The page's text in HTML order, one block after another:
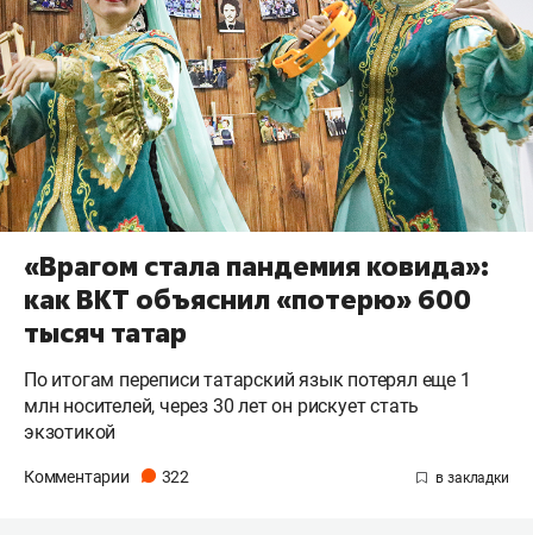
«Врагом стала пандемия ковида»:
как ВКТ объяснил «потерю» 600
тысяч татар
По итогам переписи татарский язык потерял еще 1
млн носителей, через 30 лет он рискует стать
экзотикой
Комментарии 322